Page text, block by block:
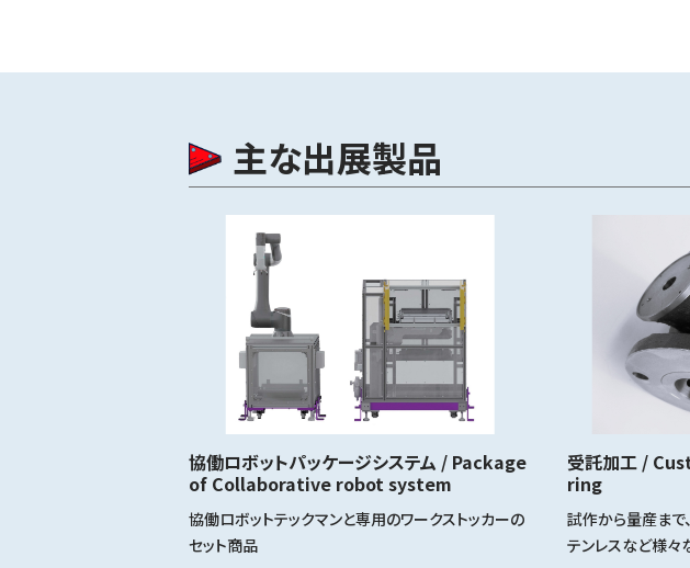
主な出展製品
協働ロボットパッケージシステム / Package
of Collaborative robot system
協働ロボットテックマンと専用のワークストッカーの
セット商品
受託加工 /
ring
試作から量産まで
テンレスなど様々